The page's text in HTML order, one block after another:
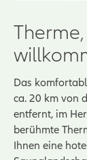
Das
ca. 20 km von
entfernt, im
berühmte
Ihnen eine